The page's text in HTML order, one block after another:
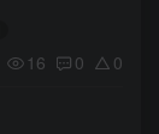
16 0 0